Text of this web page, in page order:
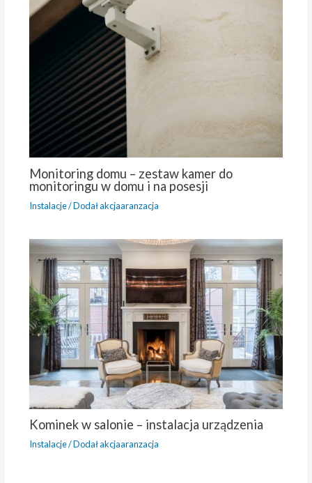
Monitoring domu – zestaw kamer do
monitoringu w domu i na posesji
Instalacje/ Dodałakcjaaranzacja
Kominek w salonie – instalacja urządzenia
Instalacje/ Dodałakcjaaranzacja